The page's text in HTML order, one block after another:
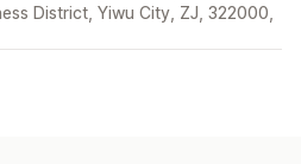
District, Yiwu City, ZJ, 322000,